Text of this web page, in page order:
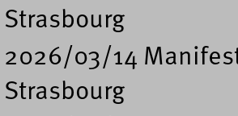
Strasbourg
2026/03/14
Strasbourg